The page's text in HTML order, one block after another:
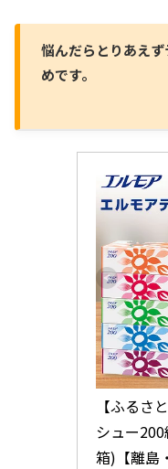
悩んだらとりあえ
めです。
【ふるさ
シュー
箱)【離島